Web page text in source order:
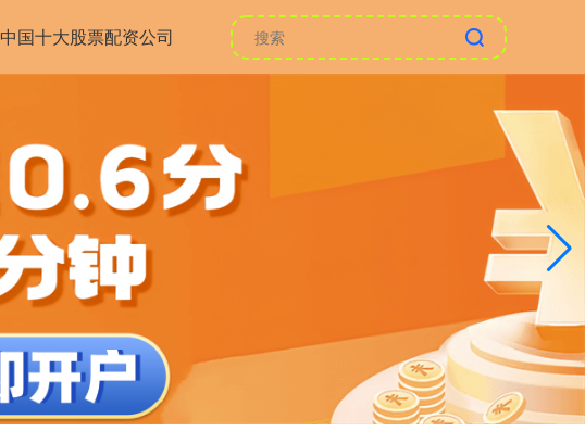
中国十大股票配资公司